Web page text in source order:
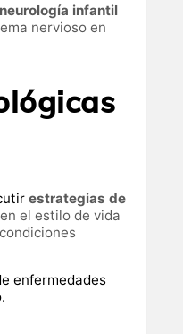
infantil
nervioso en
estrategias de
el estilo de vida
enfermedades